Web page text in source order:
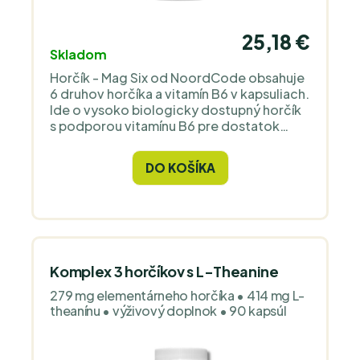
Skladom
25,18 €
Horčík - Mag Six od NoordCode obsahuje
6 druhov horčíka a vitamín B6 v kapsuliach.
Ide o vysoko biologicky dostupný horčík
s podporou vitamínu B6 pre dostatok
duševnú výkonnosť.
DO KOŠÍKA
Komplex 3 horčíkov s L-Theanine
279 mg elementárneho horčíka • 414 mg L-
theanínu • výživový doplnok • 90 kapsúl